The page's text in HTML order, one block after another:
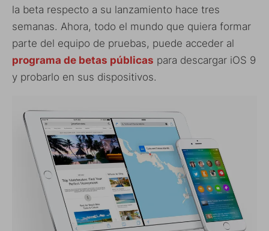
la beta respecto a su lanzamiento hace tres
semanas. Ahora, todo el mundo que quiera formar
parte del equipo de pruebas, puede acceder al
programa de betas públicas para descargar iOS 9
y probarlo en sus dispositivos.